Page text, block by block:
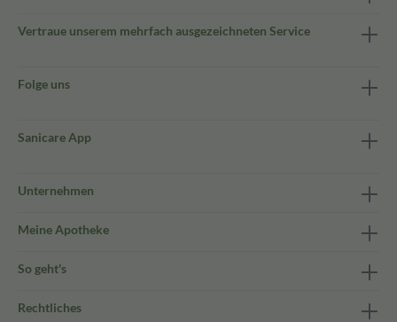
Vertraue unserem mehrfach ausgezeichneten Service
Folge uns
Sanicare App
Unternehmen
Meine Apotheke
So geht's
Rechtliches